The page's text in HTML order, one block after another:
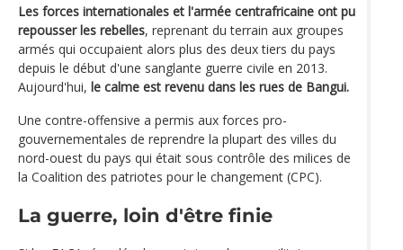
Les forces internationales et l'armée centrafricaine ont pu
repousser les rebelles, reprenant du terrain aux groupes
armés qui occupaient alors plus des deux tiers du pays
depuis le début d'une sanglante guerre civile en 2013.
Aujourd'hui, le calme est revenu dans les rues de Bangui.
Une contre-offensive a permis aux forces pro-
gouvernementales de reprendre la plupart des villes du
nord-ouest du pays qui était sous contrôle des milices de
la Coalition des patriotes pour le changement (CPC).
La guerre, loin d'être finie